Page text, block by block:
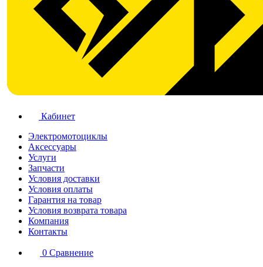
Кабинет
Электромотоциклы
Аксессуары
Услуги
Запчасти
Условия доставки
Условия оплаты
Гарантия на товар
Условия возврата товара
Компания
Контакты
0 Сравнение